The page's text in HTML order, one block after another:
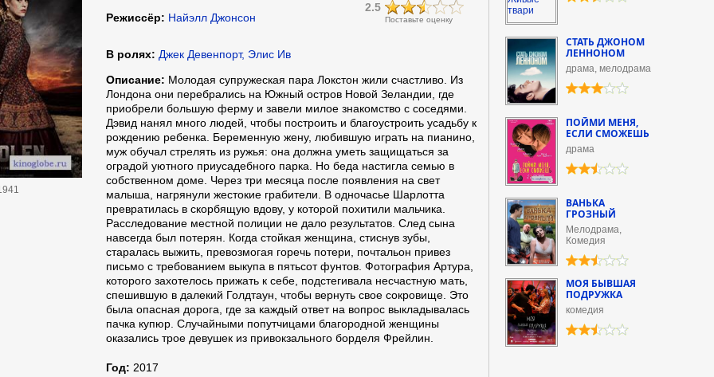
Поставьте оценку
2.5
Режиссёр: Найэлл Джонсон
В ролях: Джек Девенпорт, Элис Ив
Описание: Молодая супружеская пара Локстон жили счастливо. Из
Лондона они перебрались на Южный остров Новой Зеландии, где
приобрели большую ферму и завели милое знакомство с соседями.
Дэвид нанял много людей, чтобы построить и благоустроить усадьбу к
рождению ребенка. Беременную жену, любившую играть на пианино,
муж обучал стрелять из ружья: она должна уметь защищаться за
оградой уютного приусадебного парка. Но беда настигла семью в
собственном доме. Через три месяца после появления на свет
малыша, нагрянули жестокие грабители. В одночасье Шарлотта
превратилась в скорбящую вдову, у которой похитили мальчика.
Расследование местной полиции не дало результатов. След сына
навсегда был потерян. Когда стойкая женщина, стиснув зубы,
старалась выжить, превозмогая горечь потери, почтальон привез
письмо с требованием выкупа в пятьсот фунтов. Фотография Артура,
которого захотелось прижать к себе, подстегивала несчастную мать,
спешившую в далекий Голдтаун, чтобы вернуть свое сокровище. Это
была опасная дорога, где за каждый ответ на вопрос выкладывалась
пачка купюр. Случайными попутчицами благородной женщины
оказались трое девушек из привокзального борделя Фрейлин.
Год: 2017
СТАТЬ ДЖОНОМ
ЛЕННОНОМ
драма, мелодрама
ПОЙМИ МЕНЯ,
ЕСЛИ СМОЖЕШЬ
драма
ВАНЬКА
ГРОЗНЫЙ
Мелодрама,
Комедия
МОЯ БЫВШАЯ
ПОДРУЖКА
комедия